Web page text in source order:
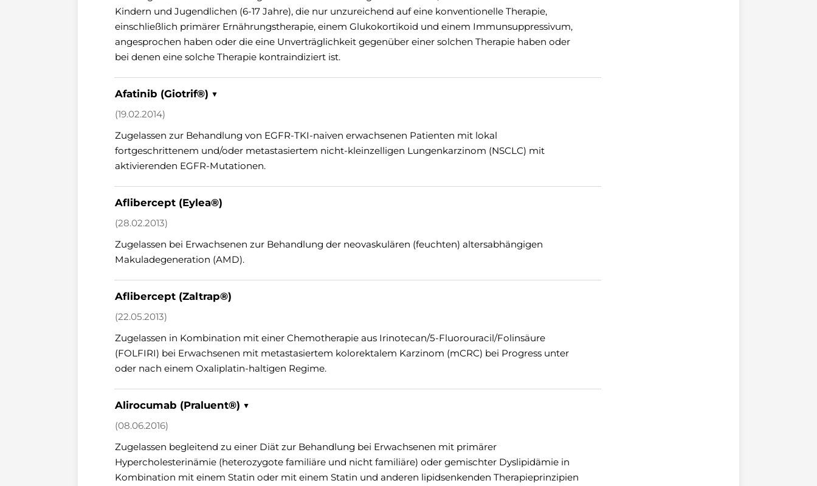
Kindern und Jugendlichen (6-17 Jahre), die nur unzureichend auf eine konventionelle Therapie,
einschließlich primärer Ernährungstherapie, einem Glukokortikoid und einem Immunsuppressivum,
angesprochen haben oder die eine Unverträglichkeit gegenüber einer solchen Therapie haben oder
bei denen eine solche Therapie kontraindiziert ist.
Afatinib (Giotrif®) ▼
(19.02.2014)
Zugelassen zur Behandlung von EGFR-TKI-naiven erwachsenen Patienten mit lokal
fortgeschrittenem und/oder metastasiertem nicht-kleinzelligen Lungenkarzinom (NSCLC) mit
aktivierenden EGFR-Mutationen.
Aflibercept (Eylea®)
(28.02.2013)
Zugelassen bei Erwachsenen zur Behandlung der neovaskulären (feuchten) altersabhängigen
Makuladegeneration (AMD).
Aflibercept (Zaltrap®)
(22.05.2013)
Zugelassen in Kombination mit einer Chemotherapie aus Irinotecan/5-Fluorouracil/Folinsäure
(FOLFIRI) bei Erwachsenen mit metastasiertem kolorektalem Karzinom (mCRC) bei Progress unter
oder nach einem Oxaliplatin-haltigen Regime.
Alirocumab (Praluent®) ▼
(08.06.2016)
Zugelassen begleitend zu einer Diät zur Behandlung bei Erwachsenen mit primärer
Hypercholesterinämie (heterozygote familiäre und nicht familiäre) oder gemischter Dyslipidämie in
Kombination mit einem Statin oder mit einem Statin und anderen lipidsenkenden Therapieprinzipien